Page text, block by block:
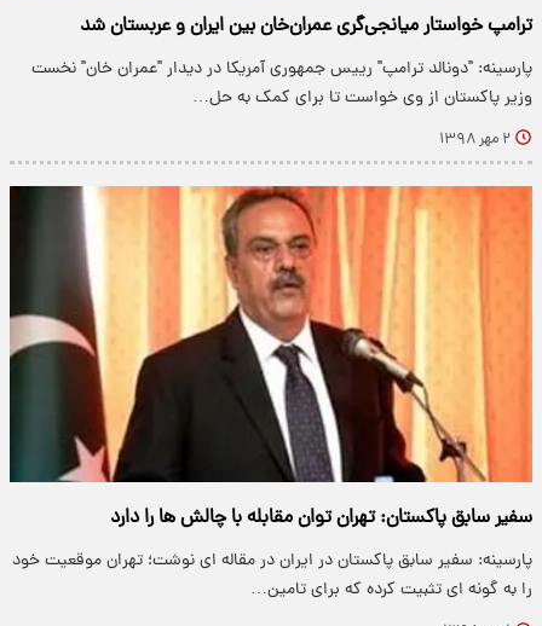
ترامپ خواستار میانجی‌گری عمران‌خان بین ایران و عربستان شد
پارسینه: "دونالد ترامپ" رییس جمهوری آمریکا در دیدار "عمران خان" نخست
وزیر پاکستان از وی خواست تا برای کمک به حل…
۲ مهر ۱۳۹۸
سفیر سابق پاکستان: تهران توان مقابله با چالش ها را دارد
پارسینه: سفیر سابق پاکستان در ایران در مقاله ای نوشت؛ تهران موقعیت خود
را به گونه ای تثبیت کرده که برای تامین…